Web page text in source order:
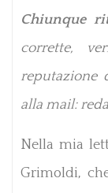
Chiunque
corrette,
reputazione
alla mail:
Nella mia
Grimoldi,